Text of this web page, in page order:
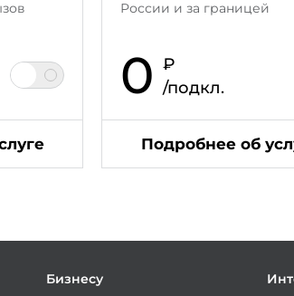
России и за границей
0 ₽
/подкл.
Подробнее об
Бизнесу